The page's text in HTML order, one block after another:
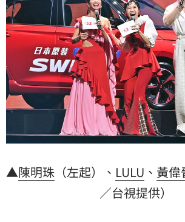
▲陳明珠 （左起）、 LULU 、 黃偉
／台視提供）